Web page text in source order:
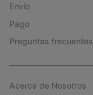
Envío
Pago
Preguntas frecuentes
Acerca de Nosotros